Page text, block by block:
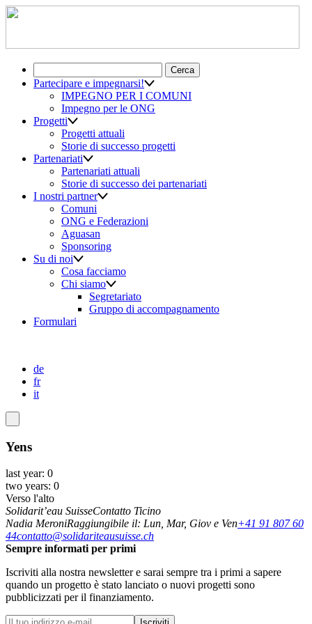
per:
Partecipare e impegnarsi!
IMPEGNO PER I COMUNI
Impegno per le ONG
Progetti
Progetti attuali
Storie di successo progetti
Partenariati
Partenariati attuali
Storie di successo dei partenariati
I nostri partner
Comuni
ONG e Federazioni
Aguasan
Sponsoring
Su di noi
Cosa facciamo
Chi siamo
Segretariato
Gruppo di accompagnamento
Formulari
de
fr
it
Yens
last year: 0
two years: 0
Verso l'alto
Solidarit’eau SuisseContatto Ticino
Nadia MeroniRaggiungibile il: Lun, Mar, Giov e Ven+41 91 807 60
44contatto@solidariteausuisse.ch
Sempre informati per primi
Iscriviti alla nostra newsletter e sarai sempre tra i primi a sapere
quando un progetto è stato lanciato o nuovi progetti sono
pubblicizzati per il finanziamento.